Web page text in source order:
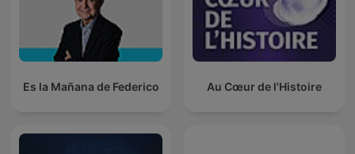
Es la Mañana de Federico Au Cœur de l'Histoire